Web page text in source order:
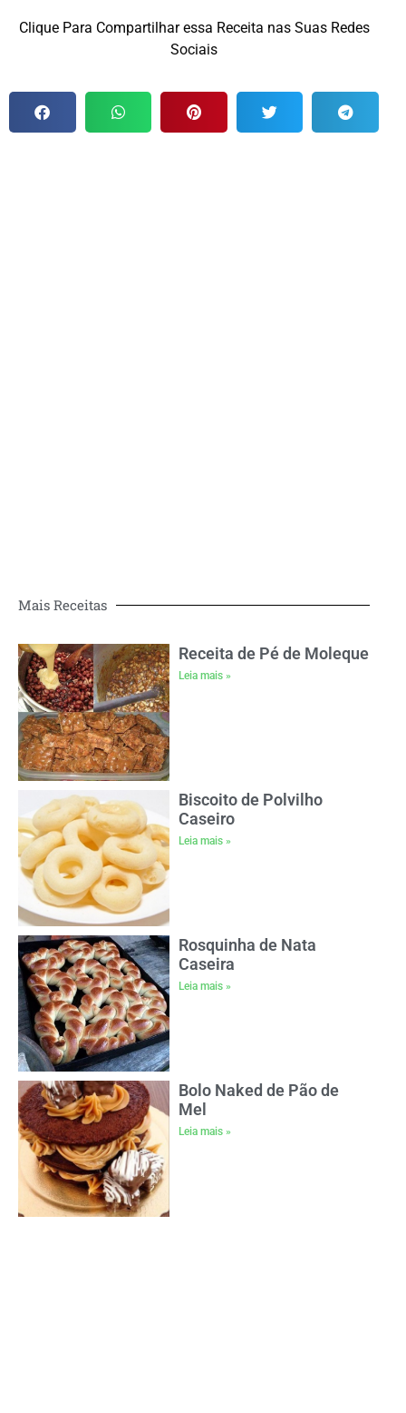
Clique Para Compartilhar essa Receita nas Suas Redes
Sociais
Mais Receitas
Receita de Pé de Moleque
Leia mais »
Biscoito de Polvilho
Caseiro
Leia mais »
Rosquinha de Nata
Caseira
Leia mais »
Bolo Naked de Pão de
Mel
Leia mais »